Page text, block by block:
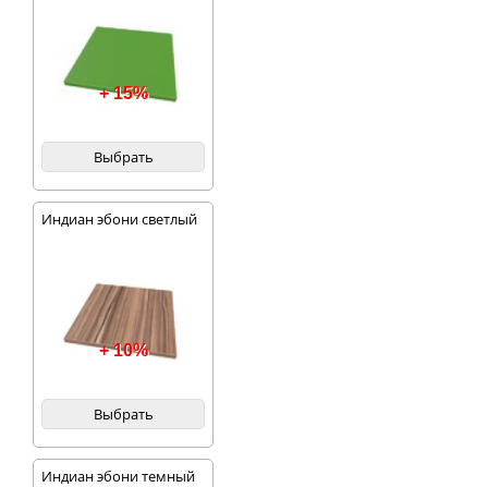
+ 15%
Выбрать
Индиан эбони светлый
+ 10%
Выбрать
Индиан эбони темный